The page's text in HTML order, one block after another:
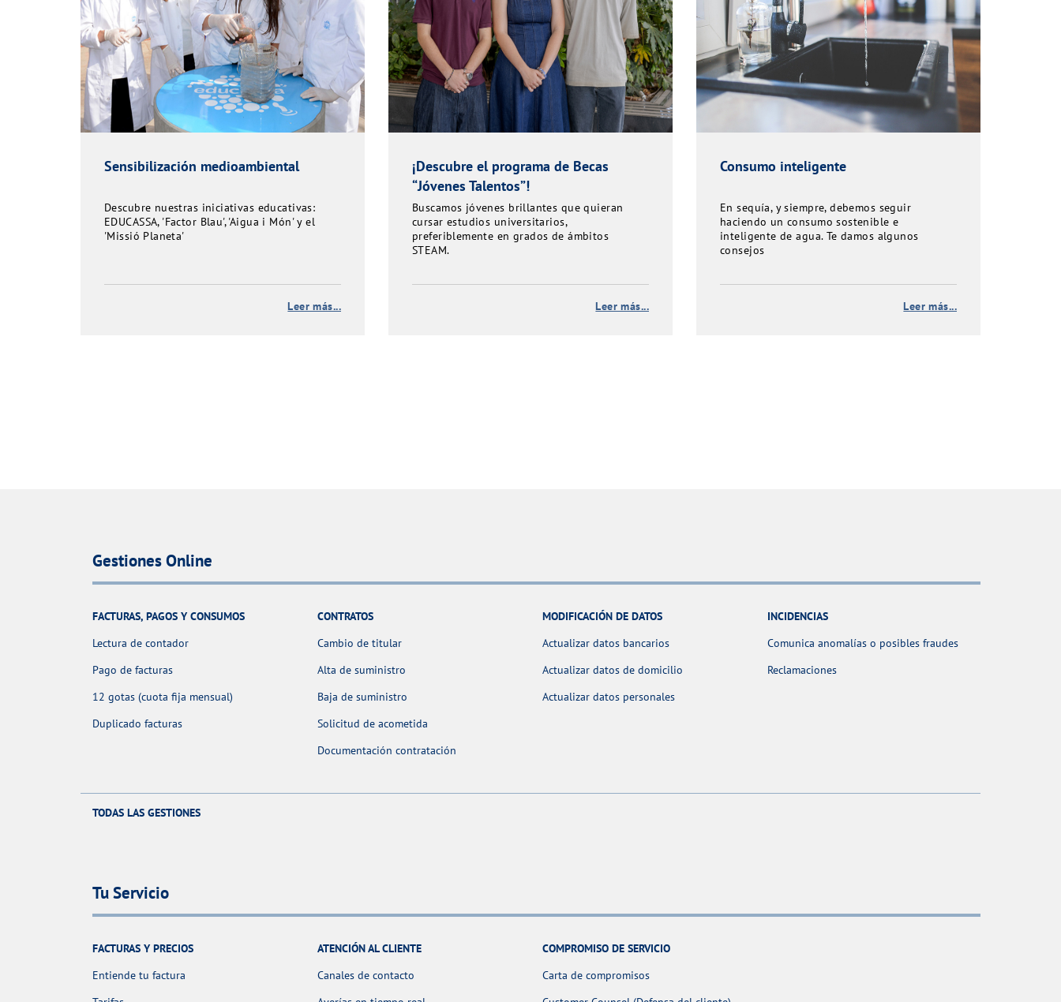
Sensibilización medioambiental
Descubre nuestras iniciativas educativas:
EDUCASSA, 'Factor Blau', 'Aigua i Món' y el
'Missió Planeta'
Leer más...
¡Descubre el programa de Becas
“Jóvenes Talentos”!
Buscamos jóvenes brillantes que quieran
cursar estudios universitarios,
preferiblemente en grados de ámbitos
STEAM.
Leer más...
Consumo inteligente
En sequía, y siempre, debemos seguir
haciendo un consumo sostenible e
inteligente de agua. Te damos algunos
consejos
Leer más...
Gestiones Online
FACTURAS, PAGOS Y CONSUMOS
Lectura de contador
Pago de facturas
12 gotas (cuota fija mensual)
Duplicado facturas
CONTRATOS
Cambio de titular
Alta de suministro
Baja de suministro
Solicitud de acometida
Documentación contratación
MODIFICACIÓN DE DATOS
Actualizar datos bancarios
Actualizar datos de domicilio
Actualizar datos personales
INCIDENCIAS
Comunica anomalías o posibles fraudes
Reclamaciones
TODAS LAS GESTIONES
Tu Servicio
FACTURAS Y PRECIOS
Entiende tu factura
ATENCIÓN AL CLIENTE
Canales de contacto
COMPROMISO DE SERVICIO
Carta de compromisos